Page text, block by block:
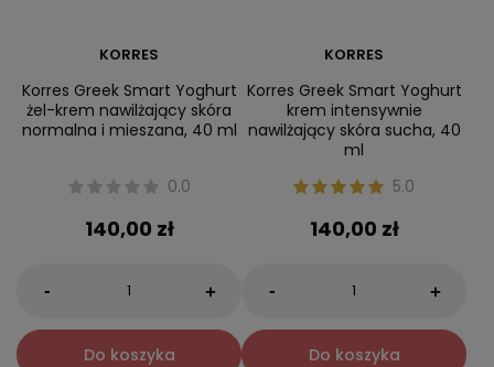
KORRES
Korres Greek Smart Yoghurt
żel-krem nawilżający skóra
normalna i mieszana, 40 ml
0.0
140,00 zł
- +
Do koszyka
KORRES
Korres Greek Smart Yoghurt
krem intensywnie
nawilżający skóra sucha, 40
ml
5.0
140,00 zł
- +
Do koszyka